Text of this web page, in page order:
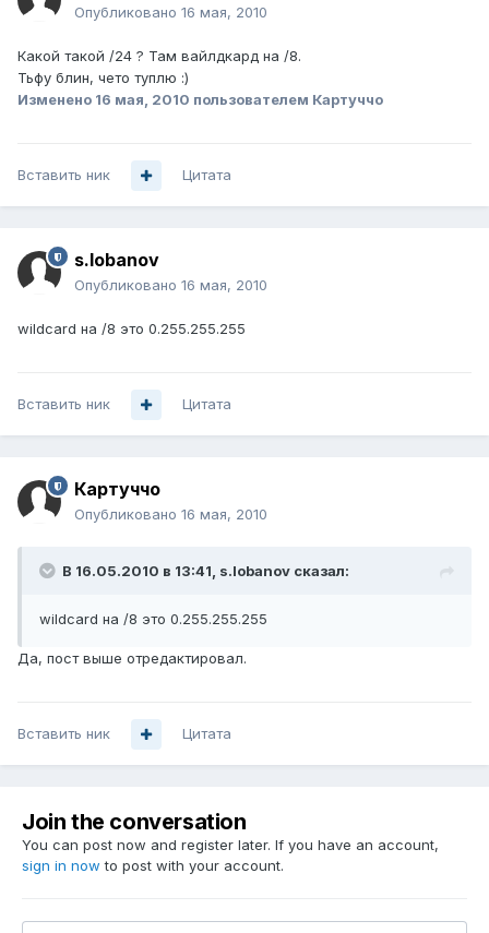
Опубликовано 16 мая, 2010
Какой такой /24 ? Там вайлдкард на /8.
Тьфу блин, чето туплю :)
Изменено 16 мая, 2010 пользователем Картуччо
Вставить ник Цитата
s.lobanov
Опубликовано 16 мая, 2010
wildcard на /8 это 0.255.255.255
Вставить ник Цитата
Картуччо
Опубликовано 16 мая, 2010
В 16.05.2010 в 13:41, s.lobanov сказал:
wildcard на /8 это 0.255.255.255
Да, пост выше отредактировал.
Вставить ник Цитата
Join the conversation
You can post now and register later. If you have an account,
sign in now to post with your account.